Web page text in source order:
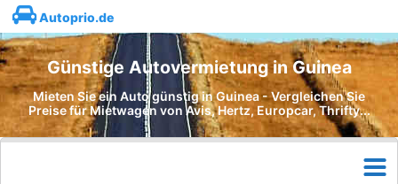
Autoprio.de
Günstige Autovermietung in Guinea
Mieten Sie ein Auto günstig in Guinea - Vergleichen Sie
Preise für Mietwagen von Avis, Hertz, Europcar, Thrifty...